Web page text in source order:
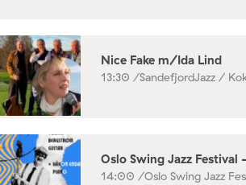
Nice Fake m/Ida Lind
13:30 /SandefjordJazz /
Oslo Swing Jazz Festival
14:00 /Oslo Swing Jazz